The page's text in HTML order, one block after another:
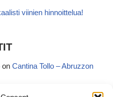
viinien hinnoittelua!
on Cantina Tollo – Abruzzon
Tollo – Abruzzon viinien